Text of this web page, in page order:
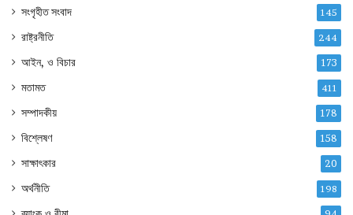
সংগৃহীত সংবাদ 145
রাষ্ট্রনীতি 244
আইন, ও বিচার 173
মতামত 411
সম্পাদকীয় 178
বিশ্লেষণ 158
সাক্ষাৎকার 20
অর্থনীতি 198